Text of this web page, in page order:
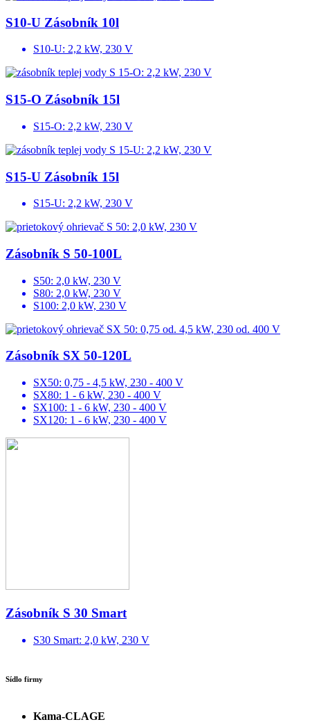
S10-U Zásobník 10l
S10-U: 2,2 kW, 230 V
S15-O Zásobník 15l
S15-O: 2,2 kW, 230 V
S15-U Zásobník 15l
S15-U: 2,2 kW, 230 V
Zásobník S 50-100L
S50: 2,0 kW, 230 V
S80: 2,0 kW, 230 V
S100: 2,0 kW, 230 V
Zásobník SX 50-120L
SX50: 0,75 - 4,5 kW, 230 - 400 V
SX80: 1 - 6 kW, 230 - 400 V
SX100: 1 - 6 kW, 230 - 400 V
SX120: 1 - 6 kW, 230 - 400 V
Zásobník S 30 Smart
S30 Smart: 2,0 kW, 230 V
Sídlo firmy
Kama-CLAGE